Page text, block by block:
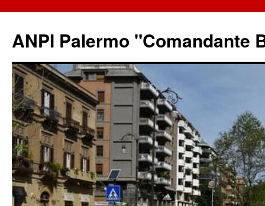
ANPI Palermo "Comandante